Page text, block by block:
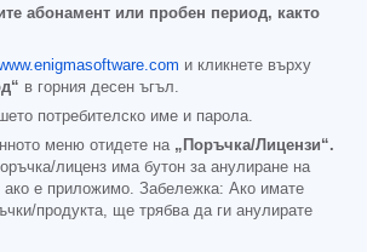
абонамент или пробен период, както
и кликнете върху
в горния десен ъгъл.
потребителско име и парола.
меню отидете на „Поръчка/Лицензи“.
лиценз има бутон за анулиране на
ако е приложимо. Забележка: Ако имате
продукта, ще трябва да ги анулирате